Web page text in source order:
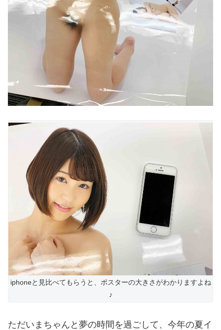
iphoneと見比べてもらうと、ポスターの大きさがわかりますよね
♪
ただいまちゃんと夢の時間を過ごして、今年の夏イ